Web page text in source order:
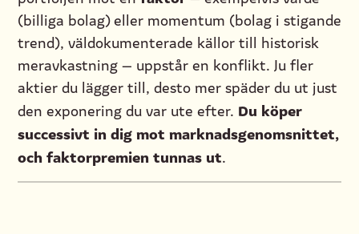
(billiga bolag) eller momentum (bolag i stigande
trend), väldokumenterade källor till historisk
meravkastning — uppstår en konflikt. Ju fler
aktier du lägger till, desto mer späder du ut just
den exponering du var ute efter. Du köper
successivt in dig mot marknadsgenomsnittet,
och faktorpremien tunnas ut.